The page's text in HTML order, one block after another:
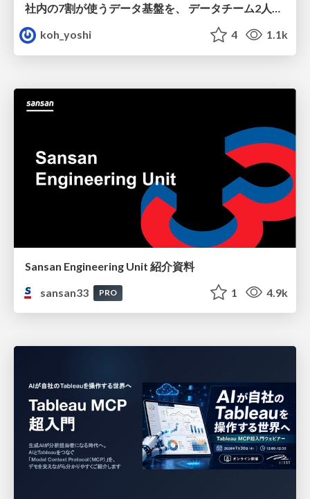
社内の7割が使うデータ基盤を、 データチーム2人で回すためにやったこと
koh_yoshi
4 1.1k
Sansan Engineering Unit 紹介資料
sansan33
PRO 1 4.9k